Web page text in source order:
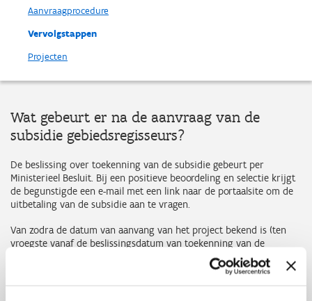
Aanvraagprocedure
Vervolgstappen
Projecten
Wat gebeurt er na de aanvraag van de
subsidie gebiedsregisseurs?
De beslissing over toekenning van de subsidie gebeurt per
Ministerieel Besluit. Bij een positieve beoordeling en selectie krijgt
de begunstigde een e-mail met een link naar de portaalsite om de
uitbetaling van de subsidie aan te vragen.
Van zodra de datum van aanvang van het project bekend is (ten
vroegste vanaf de beslissingsdatum van toekenning van de